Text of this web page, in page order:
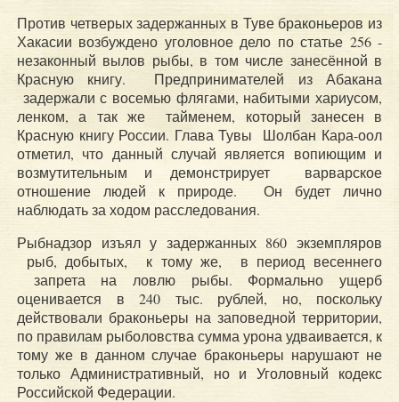
Против четверых задержанных в Туве браконьеров из
Хакасии возбуждено уголовное дело по статье 256 -
незаконный вылов рыбы, в том числе занесённой в
Красную книгу. Предпринимателей из Абакана
задержали с восемью флягами, набитыми хариусом,
ленком, а так же тайменем, который занесен в
Красную книгу России. Глава Тувы Шолбан Кара-оол
отметил, что данный случай является вопиющим и
возмутительным и демонстрирует варварское
отношение людей к природе. Он будет лично
наблюдать за ходом расследования.
Рыбнадзор изъял у задержанных 860 экземпляров
рыб, добытых, к тому же, в период весеннего
запрета на ловлю рыбы. Формально ущерб
оценивается в 240 тыс. рублей, но, поскольку
действовали браконьеры на заповедной территории,
по правилам рыболовства сумма урона удваивается, к
тому же в данном случае браконьеры нарушают не
только Административный, но и Уголовный кодекс
Российской Федерации.